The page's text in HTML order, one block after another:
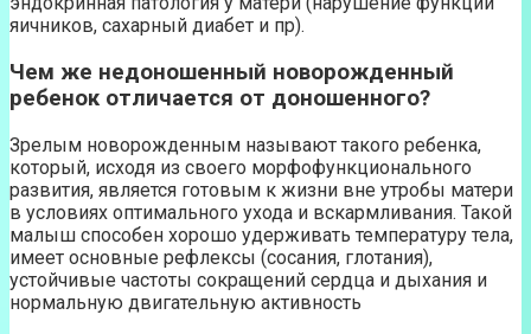
яичников, сахарный диабет и пр).
Чем же недоношенный новорожденный
ребенок отличается от доношенного?
Зрелым новорожденным называют такого ребенка,
который, исходя из своего морфофункционального
развития, является готовым к жизни вне утробы матери
в условиях оптимального ухода и вскармливания. Такой
малыш способен хорошо удерживать температуру тела,
имеет основные рефлексы (сосания, глотания),
устойчивые частоты сокращений сердца и дыхания и
нормальную двигательную активность